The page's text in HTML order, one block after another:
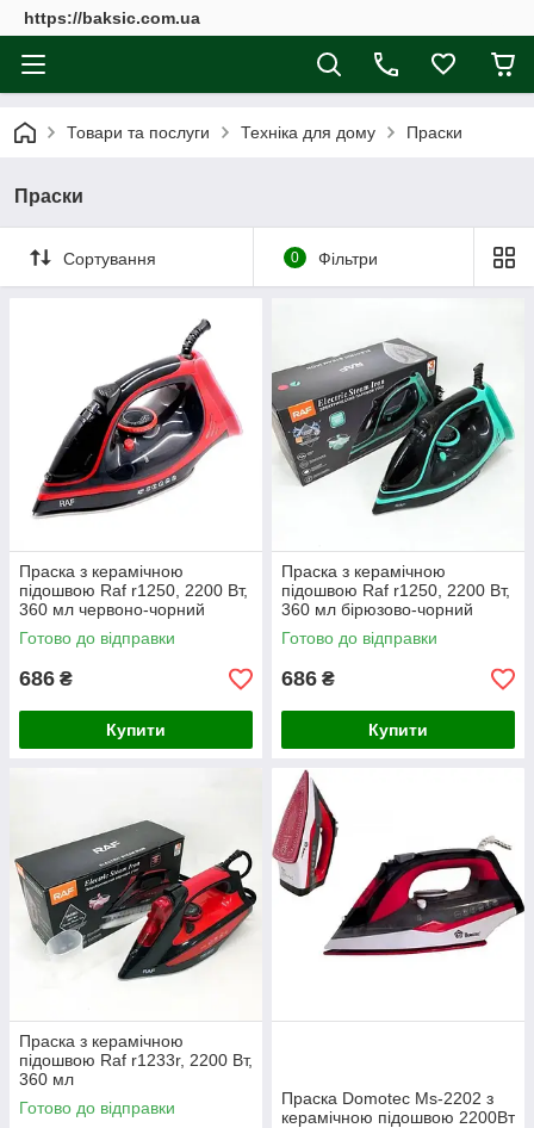
https://baksic.com.ua
Товари та послуги Техніка для дому Праски
Праски
Сортування 0 Фільтри
Праска з керамічною
підошвою Raf r1250, 2200 Вт,
360 мл червоно-чорний
Готово до відправки
686 ₴
Купити
Праска з керамічною
підошвою Raf r1250, 2200 Вт,
360 мл бірюзово-чорний
Готово до відправки
686 ₴
Купити
Праска з керамічною
підошвою Raf r1233r, 2200 Вт,
360 мл
Готово до відправки
Праска Domotec Ms-2202 з
керамічною підошвою 2200Вт